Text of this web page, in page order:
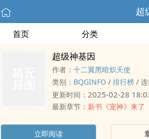
超
首页 分类
超级神基因
作者： 十二翼黑暗炽天使
类别： BQGINFO / 排行榜 /
更新时间： 2025-02-28
最新章节： 新书《宠神》来了
立即阅读